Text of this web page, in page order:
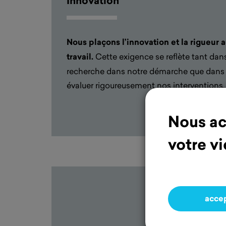
Nous
votre
Nous plaçons l’innovation et la rigueur
travail. Cette exigence se reflète tant
recherche dans notre démarche que
évaluer rigoureusement nos interventions.